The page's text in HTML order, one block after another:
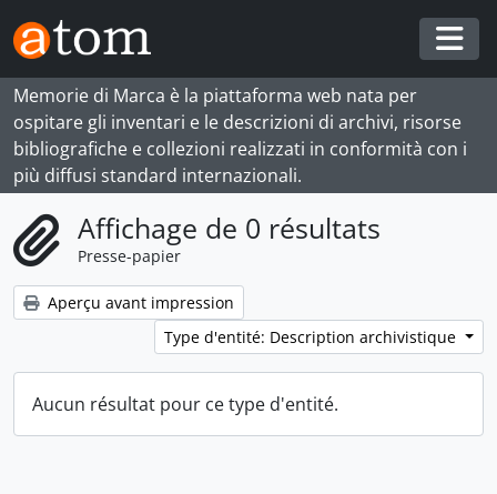
Skip to main content
Memorie di Marca è la piattaforma web nata per
ospitare gli inventari e le descrizioni di archivi, risorse
bibliografiche e collezioni realizzati in conformità con i
più diffusi standard internazionali.
Affichage de 0 résultats
Presse-papier
Aperçu avant impression
Type d'entité: Description archivistique
Aucun résultat pour ce type d'entité.